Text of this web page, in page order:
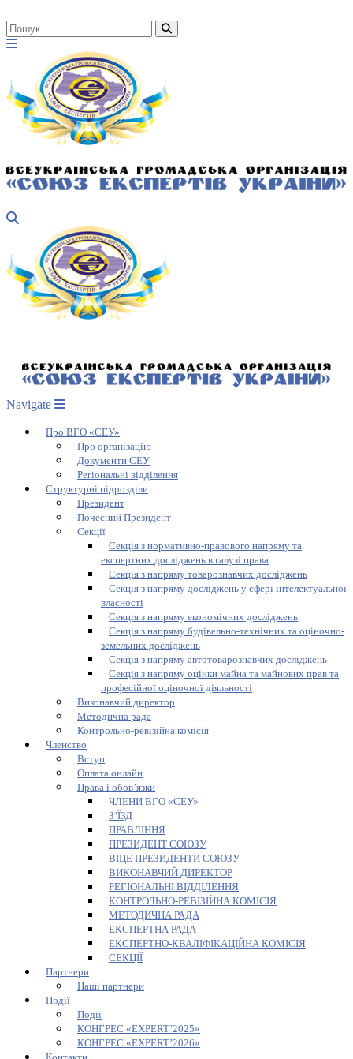
Navigate
Про ВГО «СЕУ»
Про організацію
Документи СЕУ
Регіональні відділення
Структурні підрозділи
Президент
Почесний Президент
Секції
Секція з нормативно-правового напряму та
експертних досліджень в галузі права
Секція з напряму товарознавчих досліджень
Секція з напряму досліджень у сфері інтелектуальної
власності
Секція з напряму економічних досліджень
Секція з напряму будівельно-технічних та оціночно-
земельних досліджень
Секція з напряму автотоварознавчих досліджень
Секція з напряму оцінки майна та майнових прав та
професійної оціночної діяльності
Виконавчий директор
Методична рада
Контрольно-ревізійна комісія
Членство
Вступ
Оплата онлайн
Права і обов’язки
ЧЛЕНИ ВГО «СЕУ»
З’ЇЗД
ПРАВЛІННЯ
ПРЕЗИДЕНТ СОЮЗУ
ВІЦЕ ПРЕЗИДЕНТИ СОЮЗУ
ВИКОНАВЧИЙ ДИРЕКТОР
РЕГІОНАЛЬНІ ВІДДІЛЕННЯ
КОНТРОЛЬНО-РЕВІЗІЙНА КОМІСІЯ
МЕТОДИЧНА РАДА
ЕКСПЕРТНА РАДА
ЕКСПЕРТНО-КВАЛІФІКАЦІЙНА КОМІСІЯ
СЕКЦІЇ
Партнери
Наші партнери
Події
Події
КОНГРЕС «EXPERT’2025»
КОНГРЕС «EXPERT’2026»